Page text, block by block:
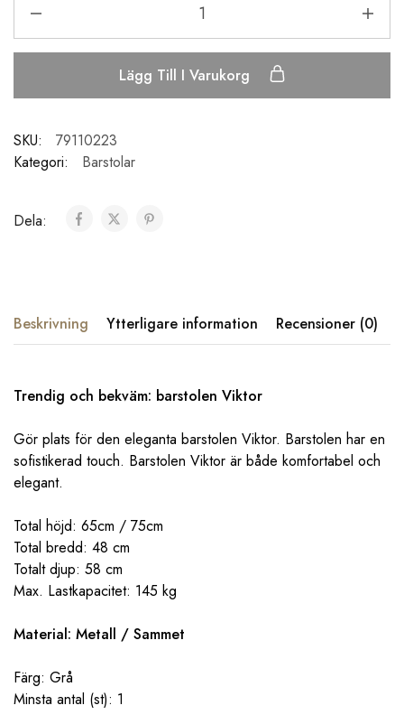
Lägg Till I Varukorg
SKU:
79110223
Kategori:
Barstolar
Dela:
Beskrivning Ytterligare information Recensioner (0)
Trendig och bekväm: barstolen Viktor
Gör plats för den eleganta barstolen Viktor. Barstolen har en
sofistikerad touch. Barstolen Viktor är både komfortabel och
elegant.
Total höjd: 65cm / 75cm
Total bredd: 48 cm
Totalt djup: 58 cm
Max. Lastkapacitet: 145 kg
Material: Metall / Sammet
Färg: Grå
Minsta antal (st): 1